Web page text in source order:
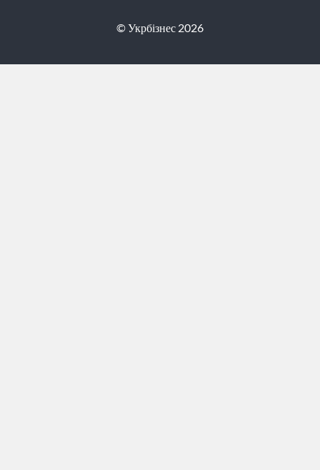
© Укрбізнес 2026